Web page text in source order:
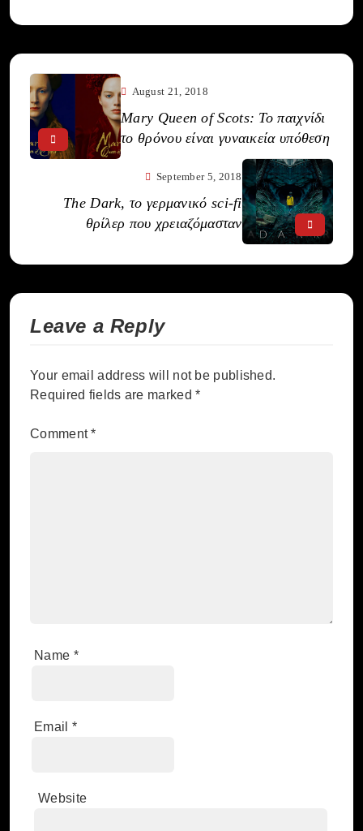
August 21, 2018
Mary Queen of Scots: Το παιχνίδι
το θρόνου είναι γυναικεία υπόθεση
September 5, 2018
The Dark, το γερμανικό sci-fi
θρίλερ που χρειαζόμασταν
Leave a Reply
Your email address will not be published.
Required fields are marked*
Comment*
Name *
Email *
Website